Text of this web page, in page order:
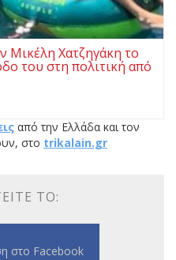
Μικέλη Χατζηγάκη το
του στη πολιτική από
από την Ελλάδα και τον
στο trikalain.gr
ΤΟ:
στο Facebook